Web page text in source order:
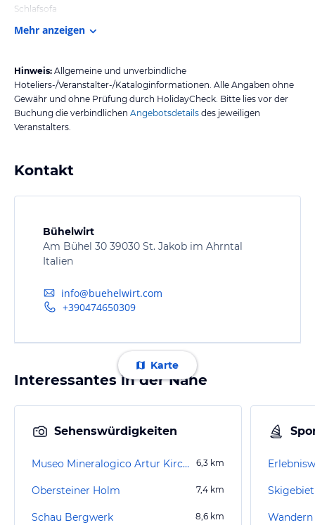
Schlafsofa
Mehr anzeigen
Hinweis: Allgemeine und unverbindliche
Hoteliers-/Veranstalter-/Kataloginformationen. Alle Angaben ohne
Gewähr und ohne Prüfung durch HolidayCheck. Bitte lies vor der
Buchung die verbindlichen Angebotsdetails des jeweiligen
Veranstalters.
Kontakt
Bühelwirt
Am Bühel 30 39030 St. Jakob im Ahrntal
Italien
info@buehelwirt.com
+390474650309
Karte
Interessantes in der Nähe
Sehenswürdigkeiten
Museo Mineralogico Artur Kirchler 6,3 km
Obersteiner Holm 7,4 km
Schau Bergwerk 8,6 km